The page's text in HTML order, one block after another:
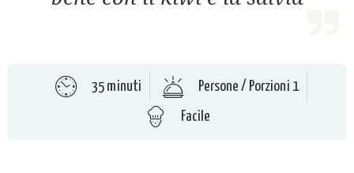
35 minuti
Persone / Porzioni 1
Facile